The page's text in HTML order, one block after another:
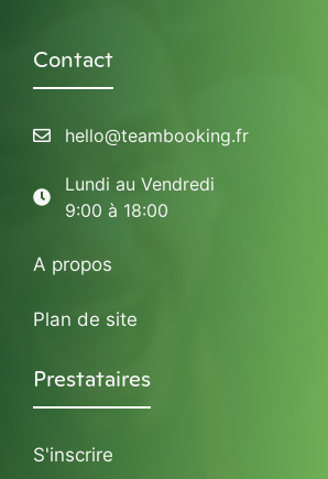
Contact
hello@teambooking.fr
Lundi au Vendredi
9:00 à 18:00
A propos
Plan de site
Prestataires
S'inscrire